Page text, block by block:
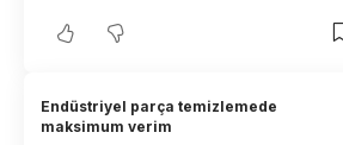
Endüstriyel parça temizlemede
maksimum verim